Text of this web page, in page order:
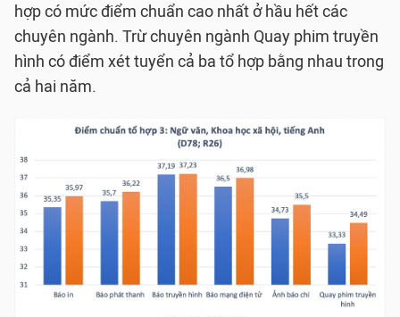
hợp có mức điểm chuẩn cao nhất ở hầu hết các
chuyên ngành. Trừ chuyên ngành Quay phim truyền
hình có điểm xét tuyển cả ba tổ hợp bằng nhau trong
cả hai năm.